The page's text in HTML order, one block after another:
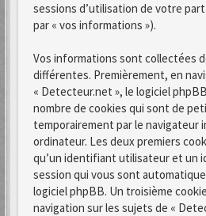
sessions d’utilisation de votre
par « vos informations »).
Vos informations sont collectées
différentes. Premièrement, en
« Detecteur.net », le logiciel
nombre de cookies qui sont de
temporairement par le navigateur
ordinateur. Les deux premiers
qu’un identifiant utilisateur et un
session qui vous sont
logiciel phpBB. Un troisième
navigation sur les sujets de «